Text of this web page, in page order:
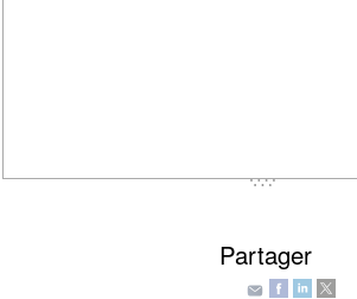
Partager